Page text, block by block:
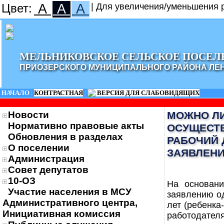
Цвет: A A A | Для увеличения/
МЕЛЬНИКОВСКОЕ СЕЛЬСКОЕ
ПРИОЗЕРСКОГО МУНИЦИПАЛЬНОГО РАЙОНА
НАЧАЛО | КОНТРАСТНАЯ | ВЕРСИЯ ДЛЯ СЛАБОВИДЯЩИХ
Новости
Нормативно правовые акты
Обновления в разделах
О поселении
Администрация
Совет депутатов
10-ОЗ
Участие населения в МСУ
Административного центра,
Инициативная комиссия
МОЖНО
РАБОЧИЙ
На
заявлению
лет